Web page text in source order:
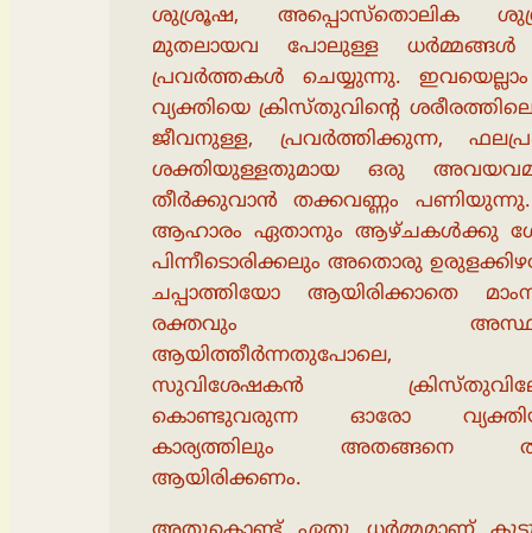
ശുശ്രൂഷ, അപ്പൊസ്തൊലിക
മുതലായവ പോലുള്ള ധർമ്മങ്ങൾ
പ്രവർത്തകൾ ചെയ്യുന്നു.
വ്യക്തിയെ ക്രിസ്തുവിൻ്റെ
ജീവനുള്ള, പ്രവർത്തിക്കുന്ന,
ശക്തിയുള്ളതുമായ ഒരു
തീർക്കുവാൻ തക്കവണ്ണം
ആഹാരം ഏതാനും ആഴ്ചകൾക്കു
പിന്നീടൊരിക്കലും അതൊരു
ചപ്പാത്തിയോ ആയിരിക്കാതെ
രക്തവും
ആയിത്തീർന്നതുപോലെ,
സുവിശേഷകൻ
കൊണ്ടുവരുന്ന ഓരോ
കാര്യത്തിലും അതങ്ങനെ
ആയിരിക്കണം.